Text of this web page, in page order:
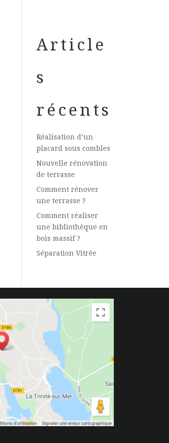
Article
s
récents
Réalisation d’un
placard sous combles
Nouvelle rénovation
de terrasse
Comment rénover
une terrasse ?
Comment réaliser
une bibliothèque en
bois massif ?
Séparation Vitrée